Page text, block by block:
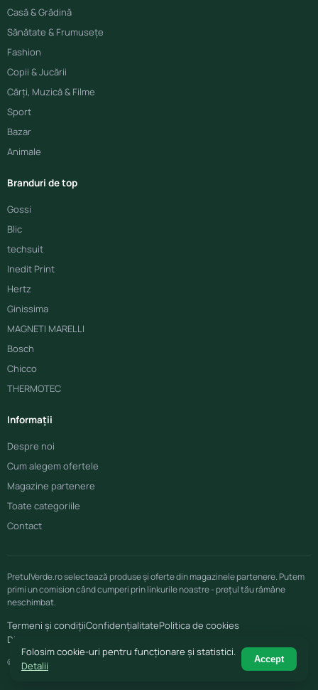
Casă & Grădină
Sănătate & Frumusețe
Fashion
Copii & Jucării
Cărți, Muzică & Filme
Sport
Bazar
Animale
Branduri de top
Gossi
Blic
techsuit
Inedit Print
Hertz
Ginissima
MAGNETI MARELLI
Bosch
Chicco
THERMOTEC
Informații
Despre noi
Cum alegem ofertele
Magazine partenere
Toate categoriile
Contact
PretulVerde.ro selectează produse și oferte din magazinele partenere. Putem
primi un comision când cumperi prin linkurile noastre - prețul tău rămâne
neschimbat.
Termeni și condițiiConfidențialitatePolitica de cookies
Disclaimer afiliere
© 2026 PretulVerde.ro
Folosim cookie-uri pentru funcționare și statistici.
Detalii
Accept